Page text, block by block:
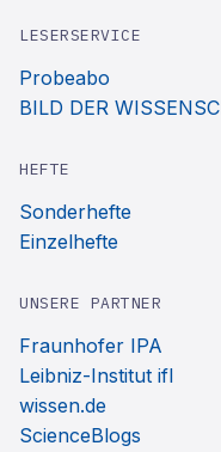
LESERSERVICE
Probeabo
BILD DER
HEFTE
Sonderhefte
Einzelhefte
UNSERE PARTNER
Fraunhofer IPA
Leibniz-Institut ifl
wissen.de
ScienceBlogs